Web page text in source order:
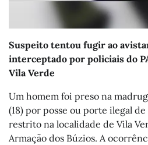
Suspeito tentou fugir ao
interceptado por policiais do
Vila Verde
Um homem foi preso na
(18) por posse ou porte ilegal
restrito na localidade de Vila
Armação dos Búzios. A